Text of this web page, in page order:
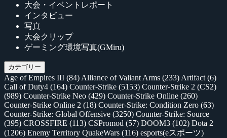
大会・イベントレポート
インタビュー
写真
大会クリップ
ゲーミング環境写真(GMiru)
カテゴリー
Age of Empires III (84) Alliance of Valiant Arms (233) Artifact (6)
Call of Duty4 (164) Counter-Strike (5153) Counter-Strike 2 (CS2)
(989) Counter-Strike Neo (429) Counter-Strike Online (260)
Counter-Strike Online 2 (18) Counter-Strike: Condition Zero (63)
Counter-Strike: Global Offensive (3250) Counter-Strike: Source
(395) CROSSFIRE (113) CSPromod (57) DOOM3 (102) Dota 2
(1206) Enemy Territory QuakeWars (116) esports(eスポーツ)